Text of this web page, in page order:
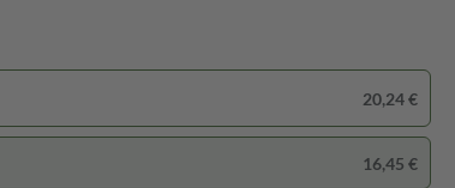
20,24 €
16,45 €